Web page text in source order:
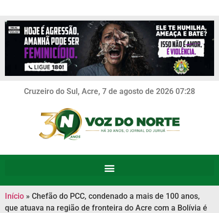
Cruzeiro do Sul, Acre, 7 de agosto de 2026 07:28
Início » Chefão do PCC, condenado a mais de 100 anos,
que atuava na região de fronteira do Acre com a Bolívia é